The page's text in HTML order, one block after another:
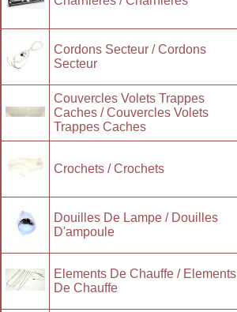
Cordons Secteur / Cordons
Secteur
Couvercles Volets Trappes
Caches / Couvercles Volets
Trappes Caches
Crochets / Crochets
Douilles De Lampe / Douilles
D'ampoule
Elements De Chauffe / Elements
De Chauffe